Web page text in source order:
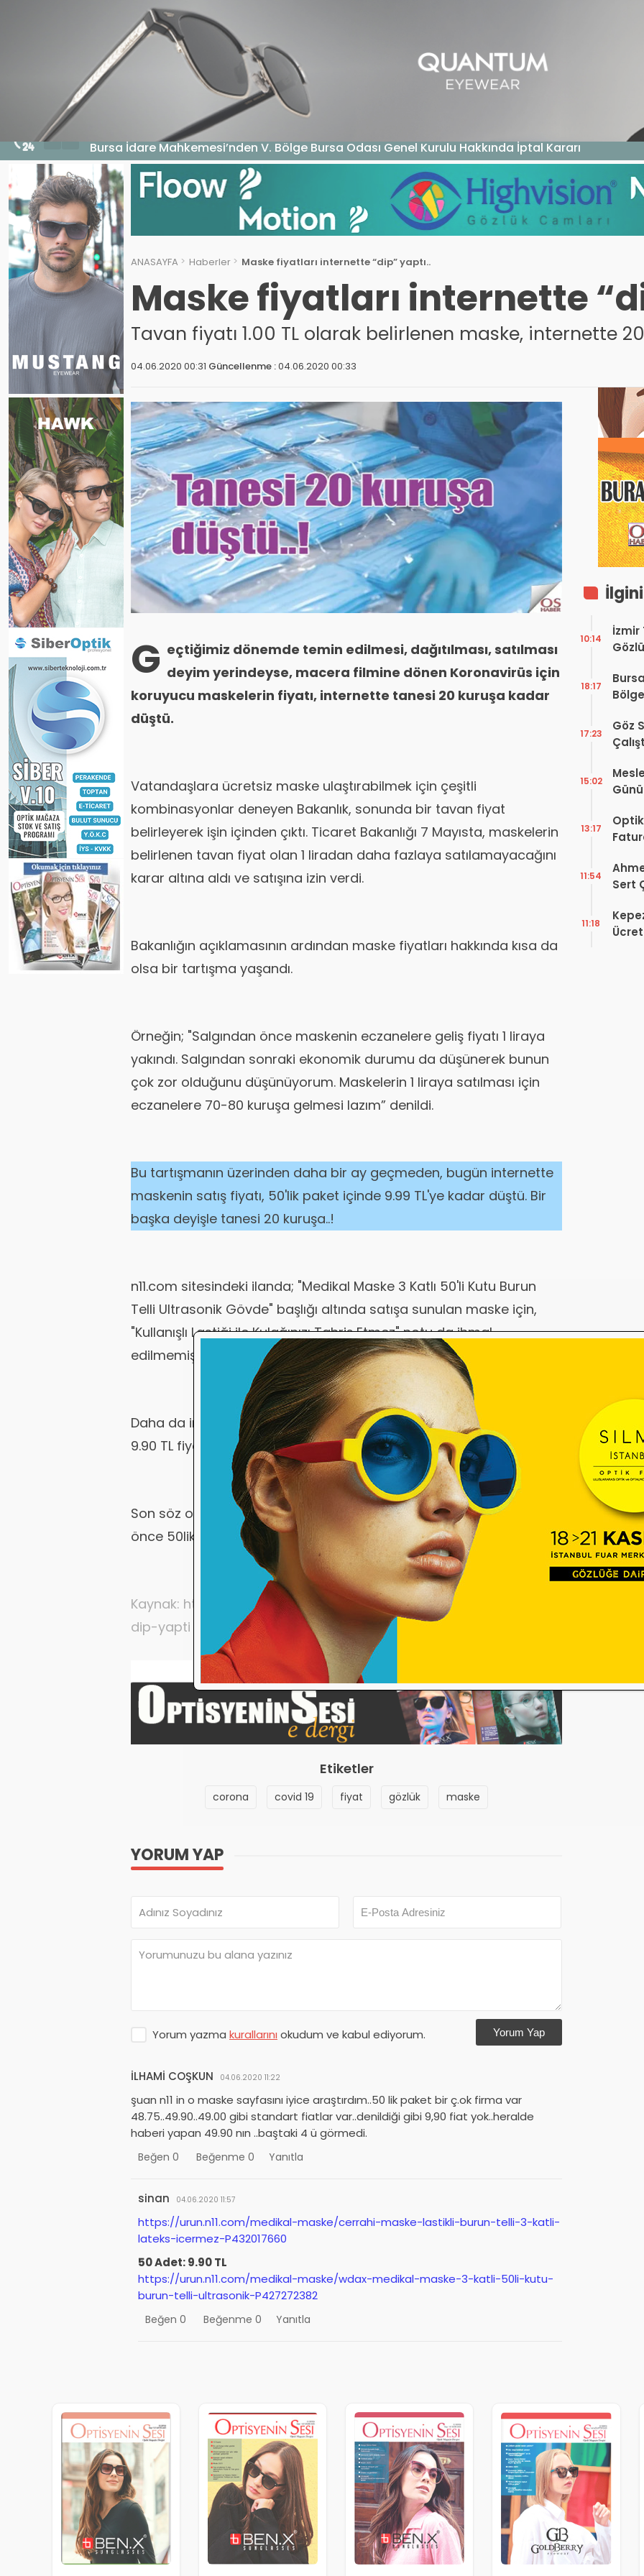
EKONOMI MAGAZIN
4 Ağustos 2026 - 18:17
Bursa İdare Mahkemesi’nden V. Bölge Bursa Odası Genel Kurulu Hakkında İptal Kararı
ANASAYFA Haberler Maske fiyatları internette “dip” yaptı..
Maske fiyatları internette
Tavan fiyatı 1.00 TL olarak belirlenen maske, internette
04.06.2020 00:31 Güncellenme :04.06.2020 00:33
G eçtiğimiz dönemde temin edilmesi, dağıtılması, satılması
deyim yerindeyse, macera filmine dönen Koronavirüs için
koruyucu maskelerin fiyatı, internette tanesi 20 kuruşa kadar
düştü.
Vatandaşlara ücretsiz maske ulaştırabilmek için çeşitli
kombinasyonlar deneyen Bakanlık, sonunda bir tavan fiyat
belirleyerek işin içinden çıktı. Ticaret Bakanlığı 7 Mayısta, maskelerin
belirlenen tavan fiyat olan 1 liradan daha fazlaya satılamayacağını
karar altına aldı ve satışına izin verdi.
Bakanlığın açıklamasının ardından maske fiyatları hakkında kısa da
olsa bir tartışma yaşandı.
Örneğin; "Salgından önce maskenin eczanelere geliş fiyatı 1 liraya
yakındı. Salgından sonraki ekonomik durumu da düşünerek bunun
çok zor olduğunu düşünüyorum. Maskelerin 1 liraya satılması için
eczanelere 70-80 kuruşa gelmesi lazım” denildi.
Bu tartışmanın üzerinden daha bir ay geçmeden, bugün internette
maskenin satış fiyatı, 50'lik paket içinde 9.99 TL'ye kadar düştü. Bir
başka deyişle tanesi 20 kuruşa..!
n11.com sitesindeki ilanda; "Medikal Maske 3 Katlı 50'li Kutu Burun
Telli Ultrasonik Gövde" başlığı altında satışa sunulan maske için,
"Kullanışlı Lastiği ile Kulağınızı Tahriş Etmez" notu da ihmal
edilmemiş.
Daha da ince hesap yapıyorsanız eğer (!), hemen yanı başında
9.90 TL fiyat koyan bir başka duyuru daha var..
Son söz olarak şunu da ekleyelim; maske fiyatı aynı sitede 3 gün
önce 50lik kutu için 25 TL yani, tanesi 50 kuruştu.
Kaynak: https://eczaciyiz.net/haber/maske-fiyatlari-internette-
dip-yapti
Etiketler
corona covid 19 fiyat gözlük maske
YORUM YAP
Yorum yazma kurallarını okudum ve kabul ediyorum. Yorum Yap
İLHAMİ COŞKUN 04.06.2020 11:22
şuan n11 in o maske sayfasını iyice araştırdım..50 lik paket bir ç.ok firma var
48.75..49.90..49.00 gibi standart fiatlar var..denildiği gibi 9,90 fiat yok..heralde
haberi yapan 49.90 nın ..baştaki 4 ü görmedi.
Beğen 0 Beğenme 0 Yanıtla
sinan 04.06.2020 11:57
https://urun.n11.com/medikal-maske/cerrahi-maske-lastikli-burun-telli-3-katli-
lateks-icermez-P432017660
50 Adet: 9.90 TL
https://urun.n11.com/medikal-maske/wdax-medikal-maske-3-katli-50li-kutu-
burun-telli-ultrasonik-P427272382
Beğen 0 Beğenme 0 Yanıtla
İzmir
10:14
18:17
Göz
17:23
15:02
13:17
Sert
Tek
11:54
11:18